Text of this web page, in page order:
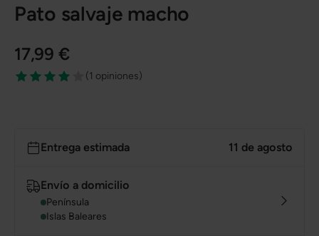
Pato salvaje macho
17,99 €
(1 opiniones)
Entrega estimada 11 de agosto
Envío a domicilio
Península
Islas Baleares